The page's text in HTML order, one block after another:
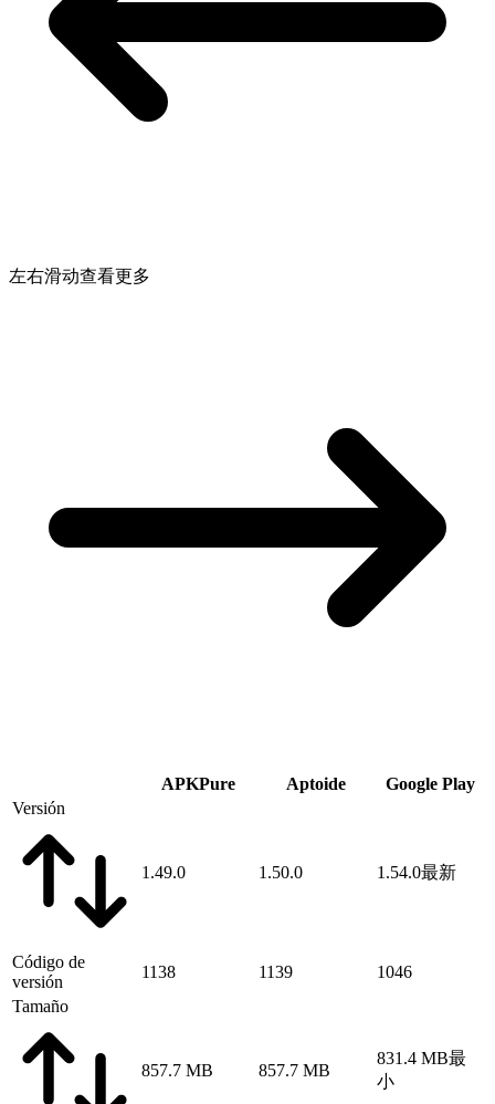
左右滑动查看更多
APKPure Aptoide
Google Play
Versión
1.49.0 1.50.0 1.54.0最新
Código de
versión
1138 1139
1046
Tamaño
857.7 MB 857.7 MB
831.4 MB最
小